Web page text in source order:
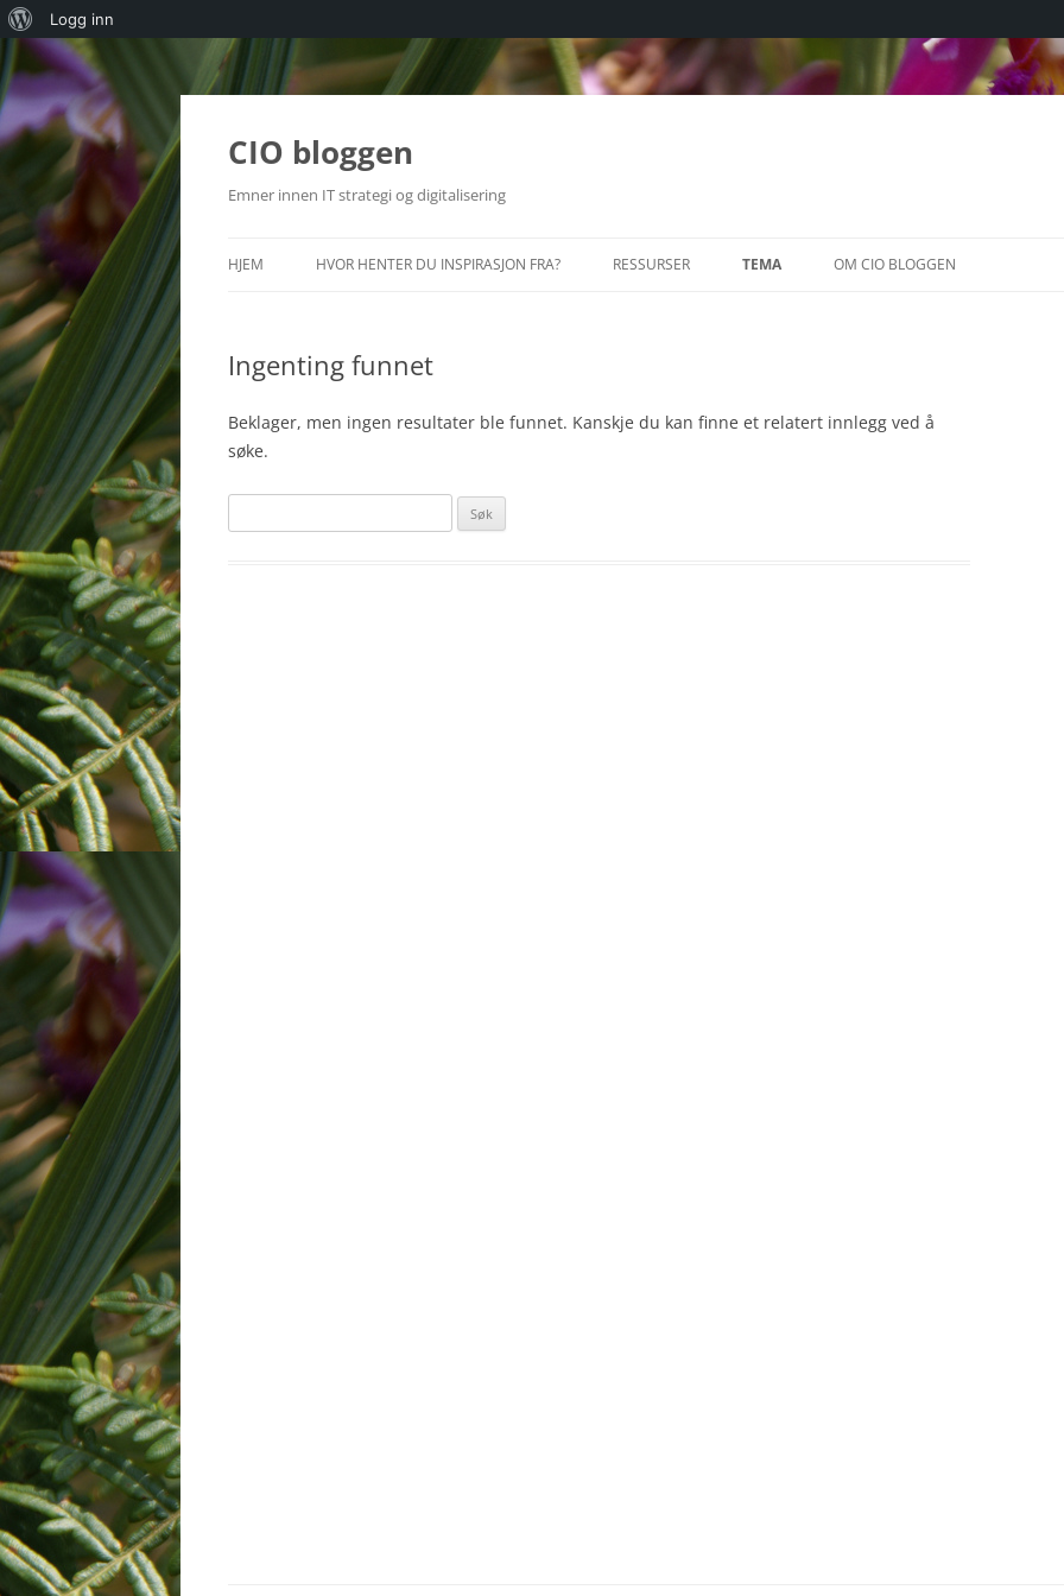
Om
WordPress
Logg inn
Hopp
CIO bloggen
Emner innen IT strategi og digitalisering
HJEM HVOR HENTER DU INSPIRASJON FRA? RESSURSER TEMA
LEDELSE
IT
IT
PRODUCT
NYTTIGE
SOSIALE
OM CIO BLOGGEN
Ingenting funnet
Beklager, men ingen resultater ble funnet. Kanskje du kan finne et relatert innlegg ved å
søke.
etter: